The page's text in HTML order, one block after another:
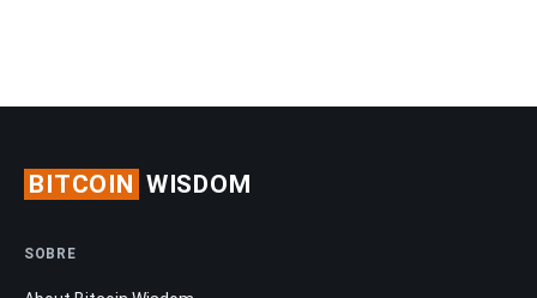
BITCOIN WISDOM
SOBRE